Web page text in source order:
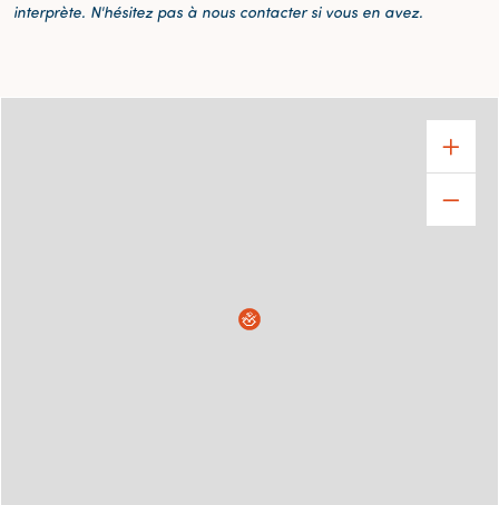
interprète. N'hésitez pas à nous contacter si vous en avez.